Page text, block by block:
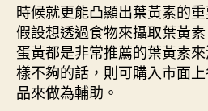
時候就更能凸顯出葉黃素的重
假設想透過食物來攝取葉黃
蛋黃都是非常推薦的葉黃素
樣不夠的話，則可購入市面
品來做為輔助。